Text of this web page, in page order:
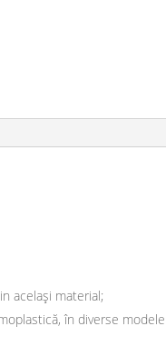
același material;
în diverse